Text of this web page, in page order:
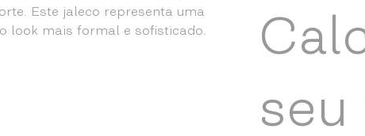
Este jaleco representa uma
look mais formal e sofisticado.
seu